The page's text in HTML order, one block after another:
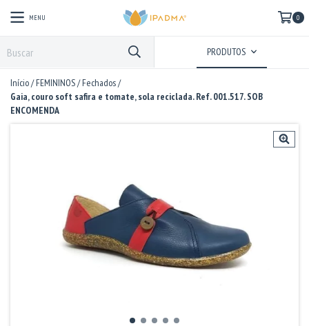
MENU 0
PRODUTOS
Início/FEMININOS/Fechados/
Gaia, couro soft safira e tomate, sola reciclada. Ref. 001.517. SOB
ENCOMENDA